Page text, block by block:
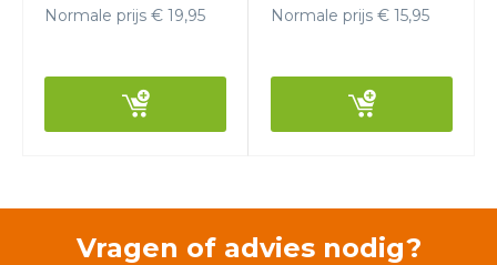
Normale prijs € 19,95 Normale prijs € 15,95
Vragen of advies nodig?